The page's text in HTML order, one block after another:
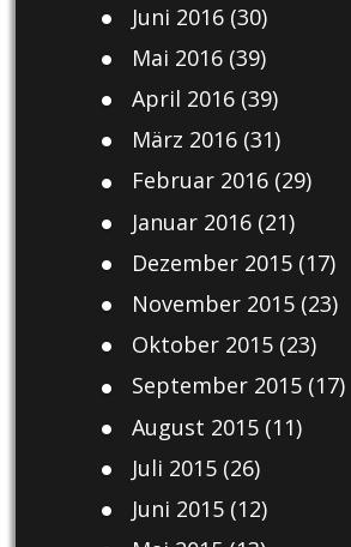
Juni 2016(30)
Mai 2016(39)
April 2016(39)
März 2016(31)
Februar 2016(29)
Januar 2016(21)
Dezember 2015(17)
November 2015(23)
Oktober 2015(23)
September 2015(17)
August 2015(11)
Juli 2015(26)
Juni 2015(12)